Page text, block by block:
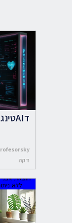
דAIטינג - שיווק חכם לזוגיות
דקה